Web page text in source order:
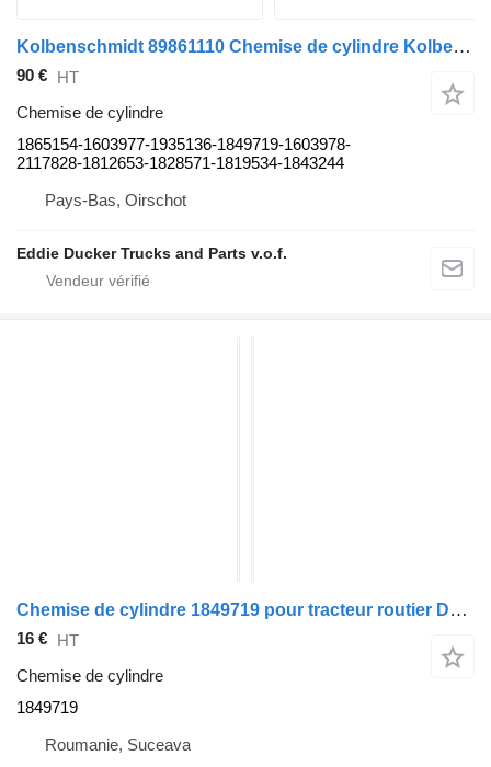
Kolbenschmidt 89861110 Chemise de cylindre Kolbenschmidt MX 1865154-1603977-193513 1865154-1603977-1935136-1849719-1603978-2117828-1812653-1828571-1819534-1843244 pour camion DAF
90 € HT
Chemise de cylindre
1865154-1603977-1935136-1849719-1603978-
2117828-1812653-1828571-1819534-1843244
Pays-Bas, Oirschot
Eddie Ducker Trucks and Parts v.o.f.
Chemise de cylindre 1849719 pour tracteur routier DAF XF105
16 € HT
Chemise de cylindre
1849719
Roumanie, Suceava